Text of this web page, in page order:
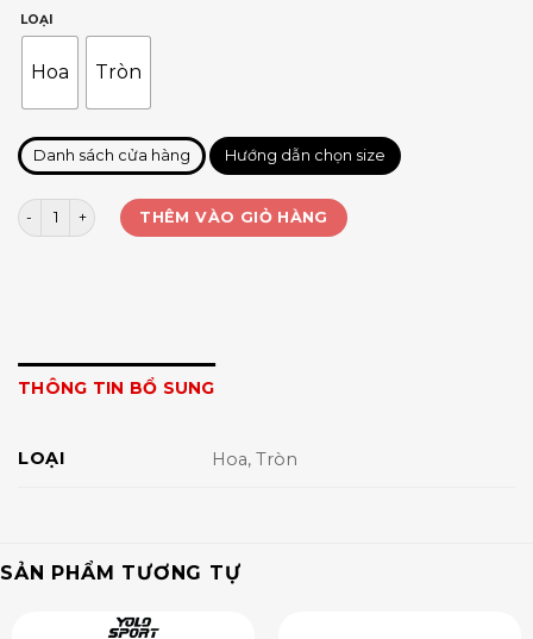
LOẠI
Hoa Tròn
Danh sách cửa hàng Hướng dẫn chọn size
Dán ti silicone (lẻ 1 đôi) số lượng
THÊM VÀO GIỎ HÀNG
THÔNG TIN BỔ SUNG
LOẠI Hoa, Tròn
SẢN PHẨM TƯƠNG TỰ